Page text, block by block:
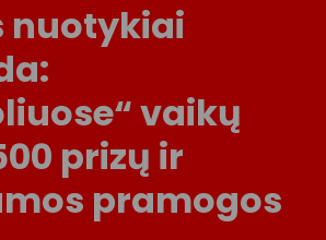
nuotykiai
vaikų
prizų ir
pramogos